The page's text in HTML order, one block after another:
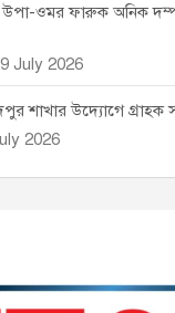
উপা-ওমর ফারুক অনিক
July 2026
শাখার উদ্যোগে গ্রাহক
2026